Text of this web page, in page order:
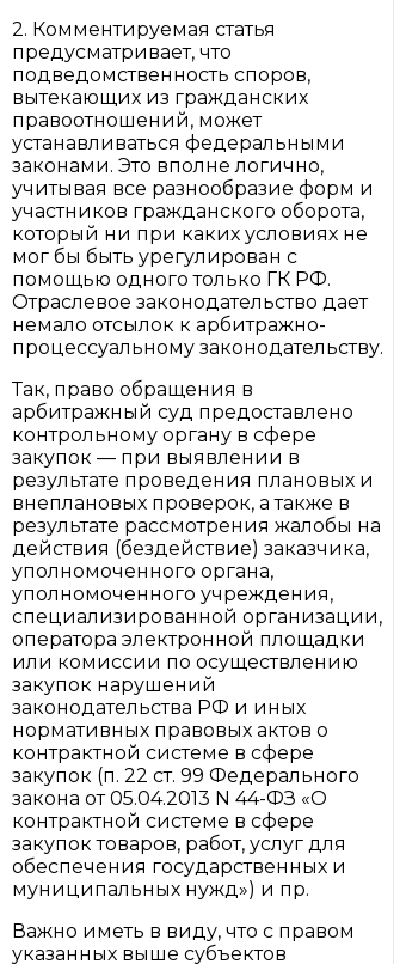
2. Комментируемая статья
предусматривает, что
подведомственность споров,
вытекающих из гражданских
правоотношений, может
устанавливаться федеральными
законами. Это вполне логично,
учитывая все разнообразие форм и
участников гражданского оборота,
который ни при каких условиях не
мог бы быть урегулирован с
помощью одного только ГК РФ.
Отраслевое законодательство дает
немало отсылок к арбитражно-
процессуальному законодательству.
Так, право обращения в
арбитражный суд предоставлено
контрольному органу в сфере
закупок — при выявлении в
результате проведения плановых и
внеплановых проверок, а также в
результате рассмотрения жалобы на
действия (бездействие) заказчика,
уполномоченного органа,
уполномоченного учреждения,
специализированной организации,
оператора электронной площадки
или комиссии по осуществлению
закупок нарушений
законодательства РФ и иных
нормативных правовых актов о
контрактной системе в сфере
закупок (п. 22 ст. 99 Федерального
закона от 05.04.2013 N 44-ФЗ «О
контрактной системе в сфере
закупок товаров, работ, услуг для
обеспечения государственных и
муниципальных нужд») и пр.
Важно иметь в виду, что с правом
указанных выше субъектов